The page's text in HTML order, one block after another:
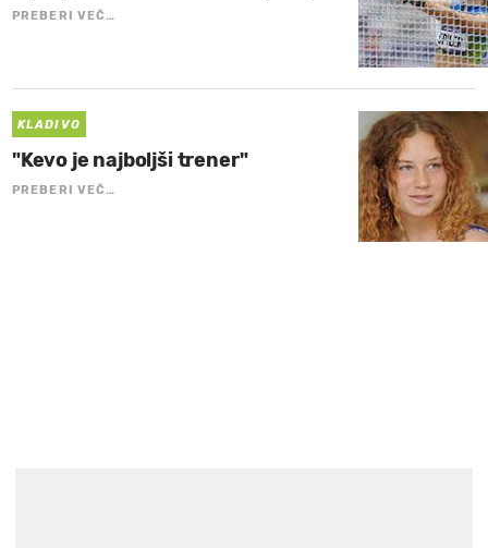
PREBERI VEČ…
KLADIVO
"Kevo je najboljši trener"
PREBERI VEČ…